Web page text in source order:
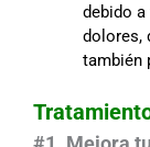
debido
dolores,
también